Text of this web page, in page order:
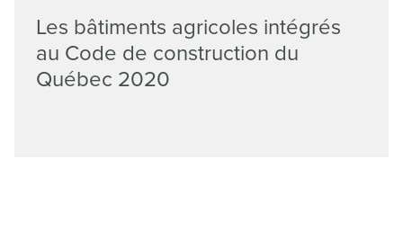
Les bâtiments agricoles intégrés
au Code de construction du
Québec 2020